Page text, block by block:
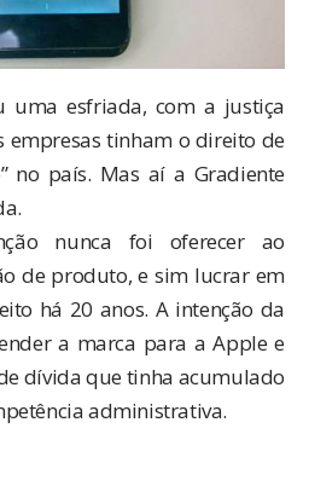
uma esfriada, com a justiça
empresas tinham o direito de
no país. Mas aí a Gradiente
nunca foi oferecer ao
de produto, e sim lucrar em
há 20 anos. A intenção da
a marca para a Apple e
dívida que tinha acumulado
administrativa.